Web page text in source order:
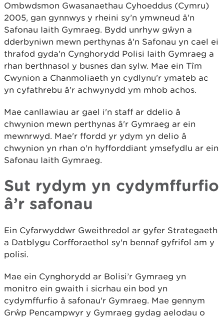
Ombwdsmon Gwasanaethau Cyhoeddus (Cymru)
2005, gan gynnwys y rheini sy’n ymwneud â'n
Safonau Iaith Gymraeg. Bydd unrhyw gŵyn a
dderbyniwn mewn perthynas â'n Safonau yn cael ei
thrafod gyda'n Cynghorydd Polisi Iaith Gymraeg a
rhan berthnasol y busnes dan sylw. Mae ein Tîm
Cwynion a Chanmoliaeth yn cydlynu'r ymateb ac
yn cyfathrebu â'r achwynydd ym mhob achos.
Mae canllawiau ar gael i'n staff ar ddelio â
chwynion mewn perthynas â'r Gymraeg ar ein
mewnrwyd. Mae'r ffordd yr ydym yn delio â
chwynion yn rhan o'n hyfforddiant ymsefydlu ar ein
Safonau Iaith Gymraeg.
Sut rydym yn cydymffurfio
â’r safonau
Ein Cyfarwyddwr Gweithredol ar gyfer Strategaeth
a Datblygu Corfforaethol sy'n bennaf gyfrifol am y
polisi.
Mae ein Cynghorydd ar Bolisi’r Gymraeg yn
monitro ein gwaith i sicrhau ein bod yn
cydymffurfio â safonau'r Gymraeg. Mae gennym
Grŵp Pencampwyr y Gymraeg gydag aelodau o